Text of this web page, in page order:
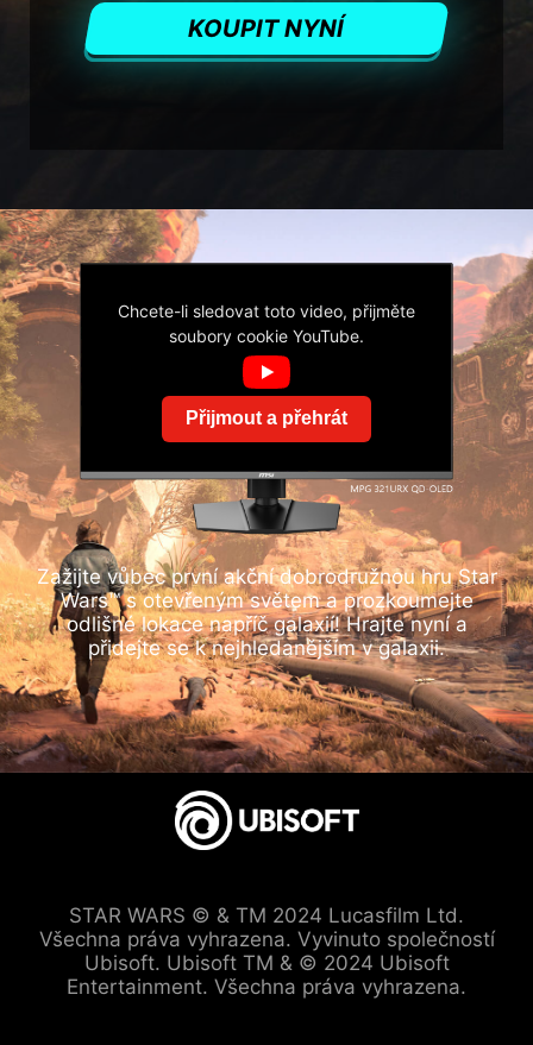
KOUPIT NYNÍ
Chcete-li sledovat toto video, přijměte
soubory cookie YouTube.
Přijmout a přehrát
Zažijte vůbec první akční dobrodružnou hru Star
Wars™ s otevřeným světem a prozkoumejte
odlišné lokace napříč galaxií! Hrajte nyní a
přidejte se k nejhledanějším v galaxii.
STAR WARS © & TM 2024 Lucasfilm Ltd.
Všechna práva vyhrazena. Vyvinuto společností
Ubisoft. Ubisoft TM & © 2024 Ubisoft
Entertainment. Všechna práva vyhrazena.